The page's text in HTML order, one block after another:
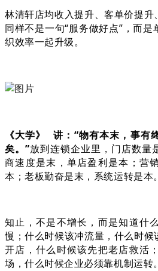
林清轩店均收入提升、客单价提
同样不是一句“服务做好点”，而
织效率一起升级。
《大学》
讲：“物有本末，事有
矣。”放到连锁企业里，门店数量
商速度是末，单店盈利是本；营
本；老板勤奋是末，系统运转是本。
知止，不是不增长，而是知道什
慢；什么时候该冲流量，什么时
开店，什么时候该先把老店救活
场，什么时候企业必须靠机制运转。